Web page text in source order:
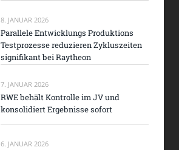
8. JANUAR 2026
Parallele Entwicklungs Produktions
Testprozesse reduzieren Zykluszeiten
signifikant bei Raytheon
7. JANUAR 2026
RWE behält Kontrolle im JV und
konsolidiert Ergebnisse sofort
6. JANUAR 2026